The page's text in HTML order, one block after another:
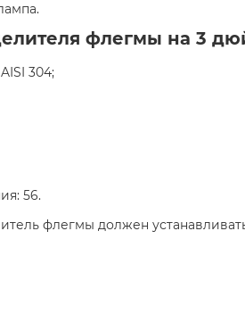
флегмы на 3
304;
56.
флегмы должен